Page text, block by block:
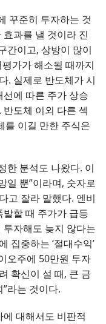
꾸준히 투자하는 것
과를 낼 것이라 진
간이고, 상방이 많이
가가 해소될 때까지
. 실제로 반도체가 시
에 따른 주가 상승
도체 이외 다른 섹
를 이길 만한 주식은
한 분석도 나왔다. 이
일 뿐”이라며, 숫자로
고 잘라 말했다. 엔비
할 때 주가가 급등
자해도 늦지 않다는
집중하는 ‘절대수익’
오주에 50만원 투자
확신이 설 때, 큰 금
라는 것이다.
대해서도 비판적